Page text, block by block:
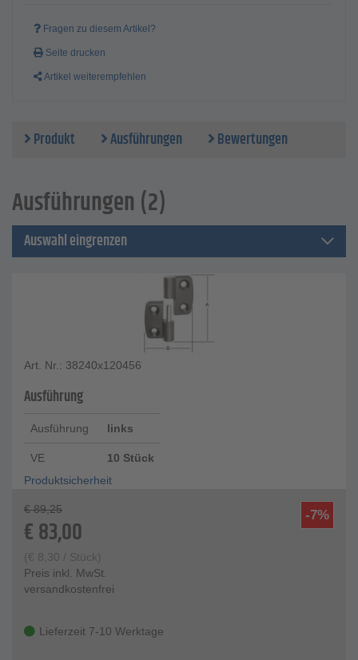
Fragen zu diesem Artikel?
Seite drucken
Artikel weiterempfehlen
Produkt Ausführungen Bewertungen
Ausführungen (2)
Auswahl eingrenzen
Art. Nr.: 38240x120456
Ausführung
Ausführung links
VE
10 Stück
Produktsicherheit
-7%
€ 89,25
€83,00
(€ 8,30 / Stück)
Preis inkl. MwSt.
versandkostenfrei
Lieferzeit 7-10 Werktage